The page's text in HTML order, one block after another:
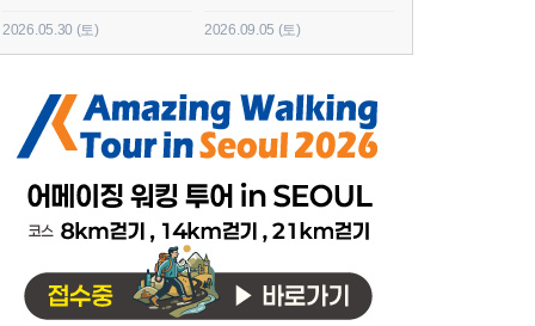
2026.05.30 (토) 2026.09.05 (토)